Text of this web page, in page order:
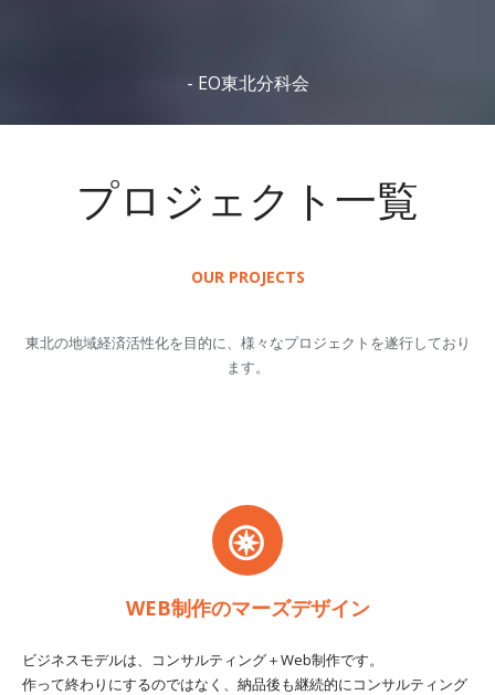
- EO東北分科会
プロジェクト一覧
OUR PROJECTS
東北の地域経済活性化を目的に、様々なプロジェクトを遂行しており
ます。
WEB制作のマーズデザイン
ビジネスモデルは、コンサルティング＋Web制作です。
作って終わりにするのではなく、納品後も継続的にコンサルティング